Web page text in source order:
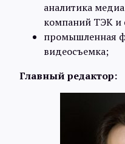
аналитика
компаний ТЭК и
промышленная
видеосъемка;
Главный редактор: